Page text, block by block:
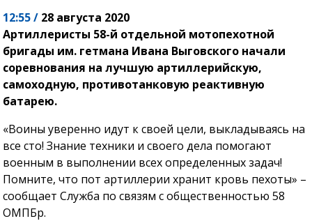
12:55 / 28 августа 2020
Артиллеристы 58-й отдельной мотопехотной
бригады им. гетмана Ивана Выговского начали
соревнования на лучшую артиллерийскую,
самоходную, противотанковую реактивную
батарею.
«Воины уверенно идут к своей цели, выкладываясь на
все сто! Знание техники и своего дела помогают
военным в выполнении всех определенных задач!
Помните, что пот артиллерии хранит кровь пехоты» –
сообщает Служба по связям с общественностью 58
ОМПБр.